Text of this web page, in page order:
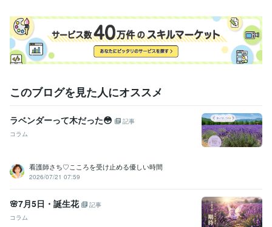
このブログを見た人にオススメ
ラベンダーって木だった😳
記事
コラム
看護師さち♡こころを受け止める優しい時間
2026/07/21 07:59
🌸7月5日・誕生花
記事
コラム